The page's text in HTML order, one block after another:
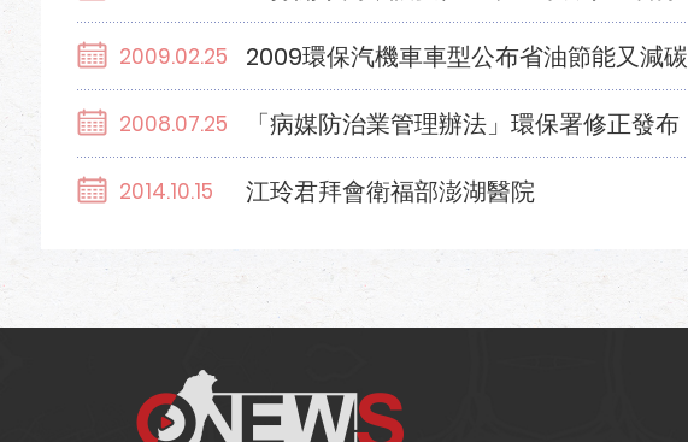
2009.02.25 2009環保汽機車車型公布省油節能又減碳
2008.07.25 「病媒防治業管理辦法」環保署修正發布
2014.10.15 江玲君拜會衛福部澎湖醫院